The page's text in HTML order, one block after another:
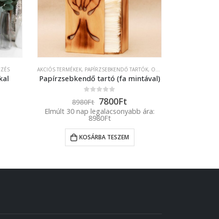
AKCIÓS TERMÉKEK, PAPÍRZSEBKENDŐ TARTÓK, OTTHON-LAKBERENDEZÉS
Papírzsebkendő tartó (fa mintával)
out of 5
8980Ft Original
price
was:
8980Ft.
7800FtCurrent
price
is:
7800Ft.
Elmúlt 30 nap legalacsonyabb ára:
8980Ft
KOSÁRBA TESZEM